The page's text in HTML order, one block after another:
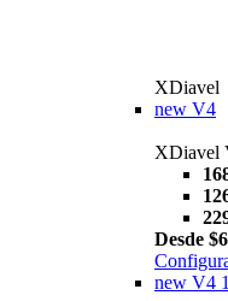
XDiavel
new V4
XDiavel
Desde
new V4